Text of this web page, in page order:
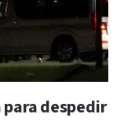
despedir